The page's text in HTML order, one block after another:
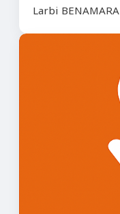
Larbi BENAMARA